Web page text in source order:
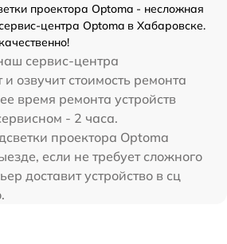
проектора Optoma - несложная
центра Optoma в Хабаровске.
сервис-центра
озвучит стоимость ремонта
время ремонта устройств
- 2 часа.
проектора Optoma
если не требует сложного
доставит устройство в сц